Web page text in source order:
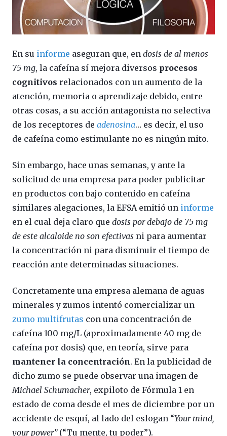
En su informe aseguran que, en dosis de al menos
75 mg, la cafeína sí mejora diversos procesos
cognitivos relacionados con un aumento de la
atención, memoria o aprendizaje debido, entre
otras cosas, a su acción antagonista no selectiva
de los receptores de adenosina… es decir, el uso
de cafeína como estimulante no es ningún mito.
Sin embargo, hace unas semanas, y ante la
solicitud de una empresa para poder publicitar
en productos con bajo contenido en cafeína
similares alegaciones, la EFSA emitió un informe
en el cual deja claro que dosis por debajo de 75 mg
de este alcaloide no son efectivas ni para aumentar
la concentración ni para disminuir el tiempo de
reacción ante determinadas situaciones.
Concretamente una empresa alemana de aguas
minerales y zumos intentó comercializar un
zumo multifrutas con una concentración de
cafeína 100 mg/L (aproximadamente 40 mg de
cafeína por dosis) que, en teoría, sirve para
mantener la concentración. En la publicidad de
dicho zumo se puede observar una imagen de
Michael Schumacher, expiloto de Fórmula 1 en
estado de coma desde el mes de diciembre por un
accidente de esquí, al lado del eslogan “Your mind,
your power”(“Tu mente, tu poder”).